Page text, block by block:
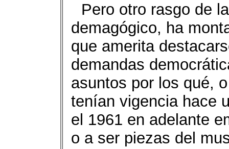
Pero otro rasgo de
demagógico, ha
que amerita
demandas
asuntos por los qué,
tenían vigencia hace
el 1961 en adelante
o a ser piezas del